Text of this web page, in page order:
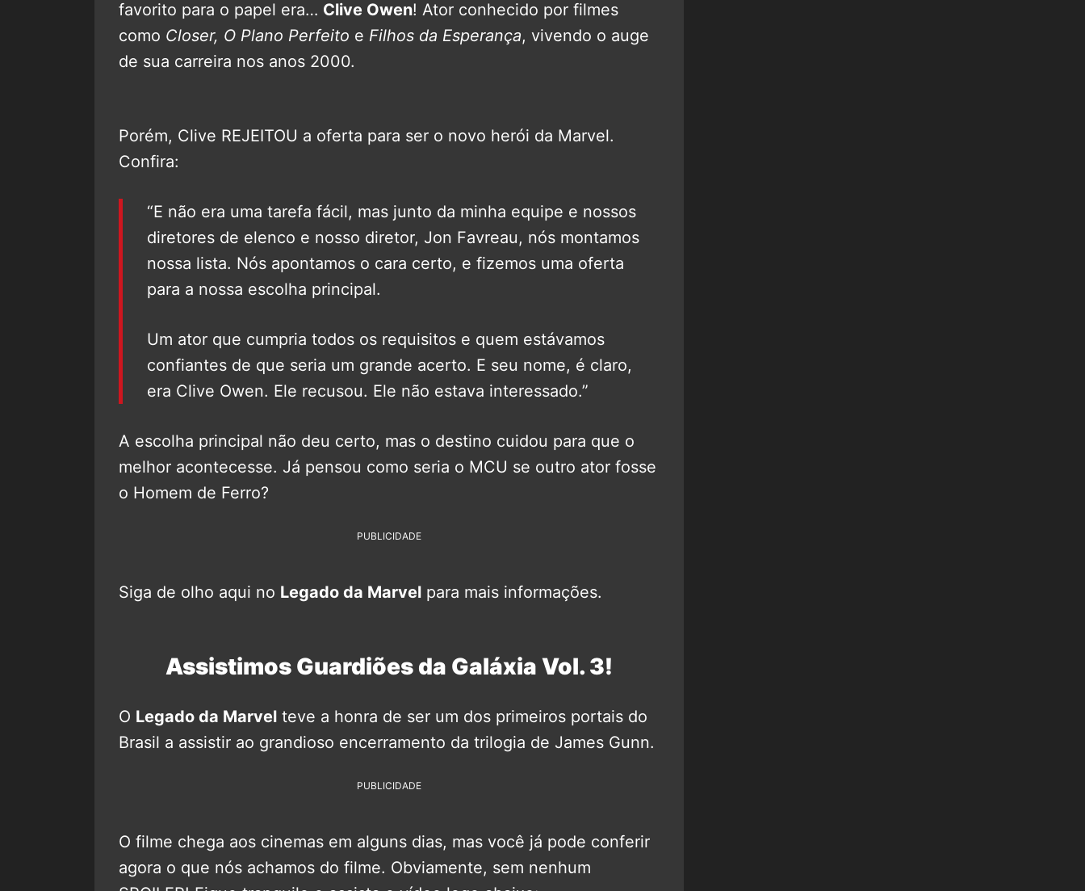
favorito para o papel era… Clive Owen! Ator conhecido por filmes
como Closer, O Plano Perfeito e Filhos da Esperança, vivendo o auge
de sua carreira nos anos 2000.
Porém, Clive REJEITOU a oferta para ser o novo herói da Marvel.
Confira:
“E não era uma tarefa fácil, mas junto da minha equipe e nossos
diretores de elenco e nosso diretor, Jon Favreau, nós montamos
nossa lista. Nós apontamos o cara certo, e fizemos uma oferta
para a nossa escolha principal.
Um ator que cumpria todos os requisitos e quem estávamos
confiantes de que seria um grande acerto. E seu nome, é claro,
era Clive Owen. Ele recusou. Ele não estava interessado.”
A escolha principal não deu certo, mas o destino cuidou para que o
melhor acontecesse. Já pensou como seria o MCU se outro ator fosse
o Homem de Ferro?
PUBLICIDADE
Siga de olho aqui no Legado da Marvel para mais informações.
Assistimos Guardiões da Galáxia Vol. 3!
O Legado da Marvel teve a honra de ser um dos primeiros portais do
Brasil a assistir ao grandioso encerramento da trilogia de James Gunn.
PUBLICIDADE
O filme chega aos cinemas em alguns dias, mas você já pode conferir
agora o que nós achamos do filme. Obviamente, sem nenhum